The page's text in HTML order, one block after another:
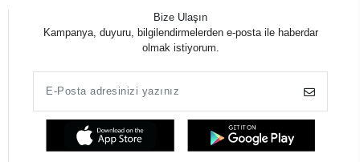
Bize Ulaşın
Kampanya, duyuru, bilgilendirmelerden e-posta ile haberdar
olmak istiyorum.